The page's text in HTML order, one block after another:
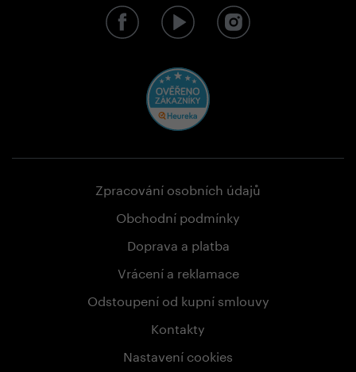
Zpracování osobních údajů
Obchodní podmínky
Doprava a platba
Vrácení a reklamace
Odstoupení od kupní smlouvy
Kontakty
Nastavení cookies